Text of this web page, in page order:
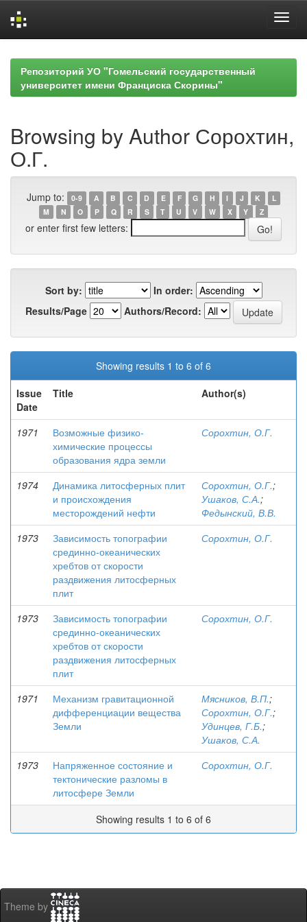
navigationРепозиторий УО "Гомельский государственный
университет имени Франциска Скорины"
Browsing by Author Сорохтин,
О.Г.
Jump to: 0-9 A B C D E F G H I J K
L
M
N O P Q R S T U V W X Y Z
or enter first few letters:
Sort by:
In order:
Results/Page
Authors/Record:
Showing results 1 to 6 of 6
Issue
Date
Title Author(s)
1971
Возможные физико-
химические процессы
образования ядра земли
Сорохтин, О.Г.
1974
Динамика литосферных плит
и происхождения
месторождений нефти
Сорохтин, О.Г.;
Ушаков, С.А.;
Федынский, В.В.
1973
Зависимость топографии
срединно-океанических
хребтов от скорости
раздвижения литосферных
плит
Сорохтин, О.Г.
1973
Зависимость топографии
срединно-океанических
хребтов от скорости
раздвижения литосферных
плит
Сорохтин, О.Г.
1971
Механизм гравитационной
дифференциации вещества
Земли
Мясников, В.П.;
Сорохтин, О.Г.;
Удинцев, Г.Б.;
Ушаков, С.А.
1973
Напряженное состояние и
тектонические разломы в
литосфере Земли
Сорохтин, О.Г.
Showing results 1 to 6 of 6
Theme by